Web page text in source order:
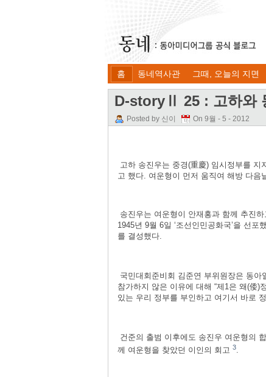
홈 동네역사관 그때, 오늘의 지면
D-storyⅡ 25 : 고하와
Posted by 신이 On 9월 - 5 - 2012
고하 송진우는 중경(重慶) 임시정부를
고 했다. 여운형이 먼저 움직여 해방 다음
송진우는 여운형이 안재홍과 함께 추진
1945년 9월 6일 ‘조선인민공화국’을 선
를 결성했다.
국민대회준비회 김준연 부위원장은 동아
참가하지 않은 이유에 대해 “제1은 왜(倭)
있는 우리 정부를 부인하고 여기서 바로
건준의 출범 이후에도 송진우 여운형의
께 여운형을 찾았던 이인의 회고 3